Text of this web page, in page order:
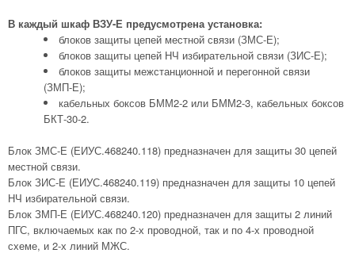
В каждый шкаф ВЗУ-Е предусмотрена установка:
блоков защиты цепей местной связи (ЗМС-Е);
блоков защиты цепей НЧ избирательной связи (ЗИС-Е);
блоков защиты межстанционной и перегонной связи
(ЗМП-Е);
кабельных боксов БММ2-2 или БММ2-3, кабельных боксов
БКТ-30-2.
Блок ЗМС-Е (ЕИУС.468240.118) предназначен для защиты 30 цепей
местной связи.
Блок ЗИС-Е (ЕИУС.468240.119) предназначен для защиты 10 цепей
НЧ избирательной связи.
Блок ЗМП-Е (ЕИУС.468240.120) предназначен для защиты 2 линий
ПГС, включаемых как по 2-х проводной, так и по 4-х проводной
схеме, и 2-х линий МЖС.